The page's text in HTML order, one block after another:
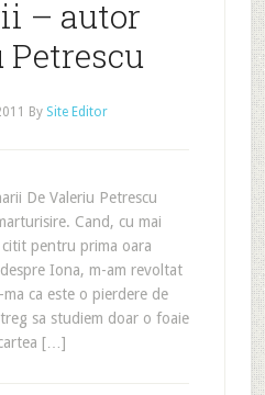
– autor
By Site Editor
De Valeriu Petrescu
Cand, cu mai
pentru prima oara
Iona, m-am revoltat
ca este o pierdere de
sa studiem doar o foaie
[…]